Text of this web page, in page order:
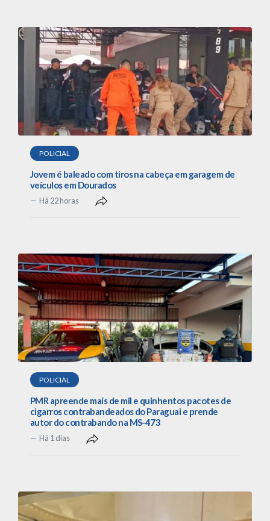
POLICIAL
Jovem é baleado com tiros na cabeça em garagem de
veículos em Dourados
Há 22 horas
POLICIAL
PMR apreende maís de mil e quinhentos pacotes de
cigarros contrabandeados do Paraguai e prende
autor do contrabando na MS-473
Há 1 dias